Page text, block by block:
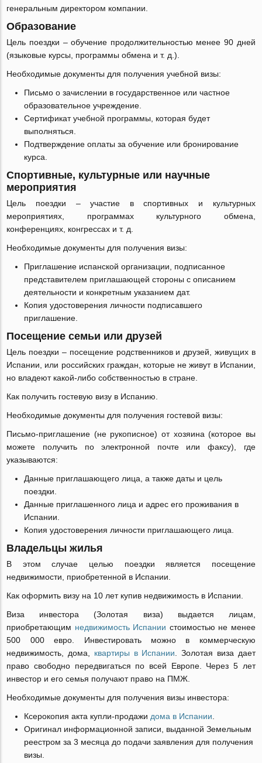
генеральным директором компании.
Образование
Цель поездки ‒ обучение продолжительностью менее 90 дней
(языковые курсы, программы обмена и т. д.).
Необходимые документы для получения учебной визы:
Письмо о зачислении в государственное или частное
образовательное учреждение.
Сертификат учебной программы, которая будет
выполняться.
Подтверждение оплаты за обучение или бронирование
курса.
Спортивные, культурные или научные
мероприятия
Цель поездки ‒ участие в спортивных и культурных
мероприятиях, программах культурного обмена,
конференциях, конгрессах и т. д.
Необходимые документы для получения визы:
Приглашение испанской организации, подписанное
представителем приглашающей стороны с описанием
деятельности и конкретным указанием дат.
Копия удостоверения личности подписавшего
приглашение.
Посещение семьи или друзей
Цель поездки ‒ посещение родственников и друзей, живущих в
Испании, или российских граждан, которые не живут в Испании,
но владеют какой-либо собственностью в стране.
Как получить гостевую визу в Испанию.
Необходимые документы для получения гостевой визы:
Письмо-приглашение (не рукописное) от хозяина (которое вы
можете получить по электронной почте или факсу), где
указываются:
Данные приглашающего лица, а также даты и цель
поездки.
Данные приглашенного лица и адрес его проживания в
Испании.
Копия удостоверения личности приглашающего лица.
Владельцы жилья
В этом случае целью поездки является посещение
недвижимости, приобретенной в Испании.
Как оформить визу на 10 лет купив недвижимость в Испании.
Виза инвестора (Золотая виза) выдается лицам,
приобретающим недвижимость Испании стоимостью не менее
500 000 евро. Инвестировать можно в коммерческую
недвижимость, дома, квартиры в Испании . Золотая виза дает
право свободно передвигаться по всей Европе. Через 5 лет
инвестор и его семья получают право на ПМЖ.
Необходимые документы для получения визы инвестора:
Ксерокопия акта купли-продажи дома в Испании
Оригинал информационной записи, выданной Земельным
реестром за 3 месяца до подачи заявления для получения
визы.